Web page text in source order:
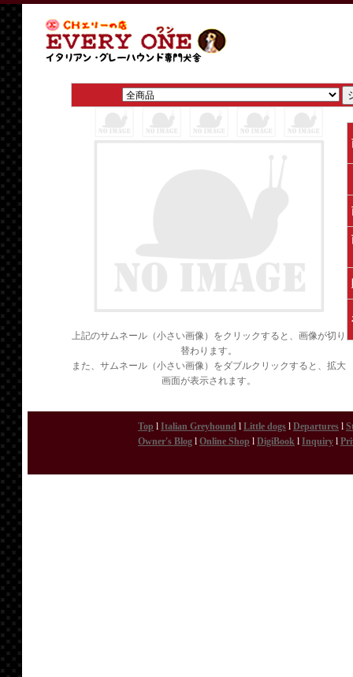
上記のサムネール（小さい画像）をクリックすると、画像が切り
替わります。
また、サムネール（小さい画像）をダブルクリックすると、拡大
画面が表示されます。
Top l Italian Greyhound l Little dogs l Departures l
Owner's Blog l Online Shop l DigiBook l Inquiry l